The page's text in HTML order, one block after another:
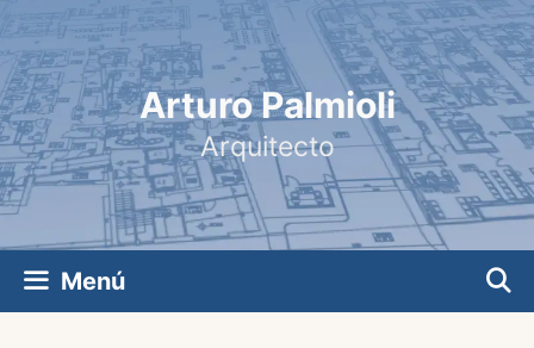
Saltar
contenido
Arturo Palmioli
Arquitecto
Menú